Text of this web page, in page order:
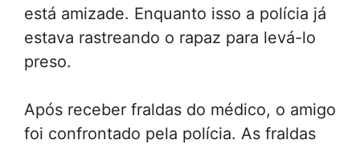
está amizade. Enquanto isso a polícia já
estava rastreando o rapaz para levá-lo
preso.
Após receber fraldas do médico, o amigo
foi confrontado pela polícia. As fraldas